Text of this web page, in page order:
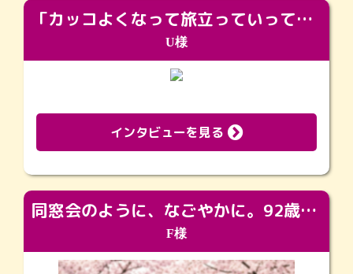
「カッコよくなって旅立っていってくれました（笑）もっとカッコいいって言ってあげればよかったな」
U様
インタビューを見る
同窓会のように、なごやかに。92歳の旅立ちを彩った、再会と感謝の場
F様